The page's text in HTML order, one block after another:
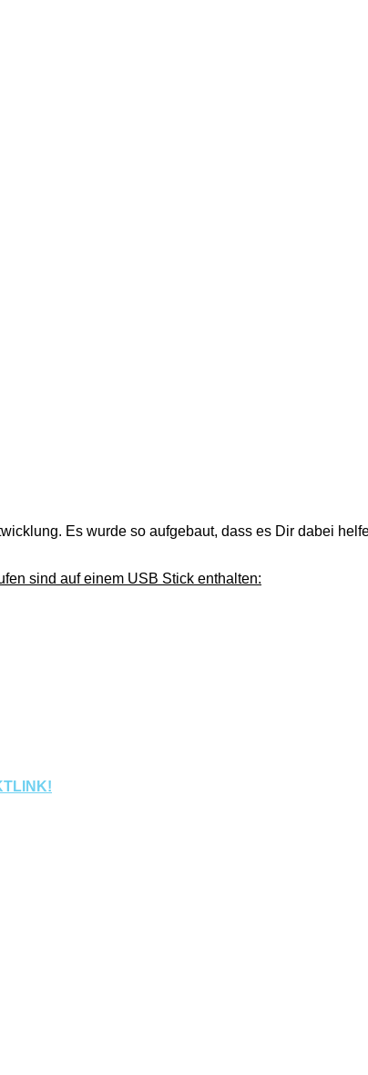
Es wurde so aufgebaut, dass es Dir dabei
sind auf einem USB Stick enthalten: